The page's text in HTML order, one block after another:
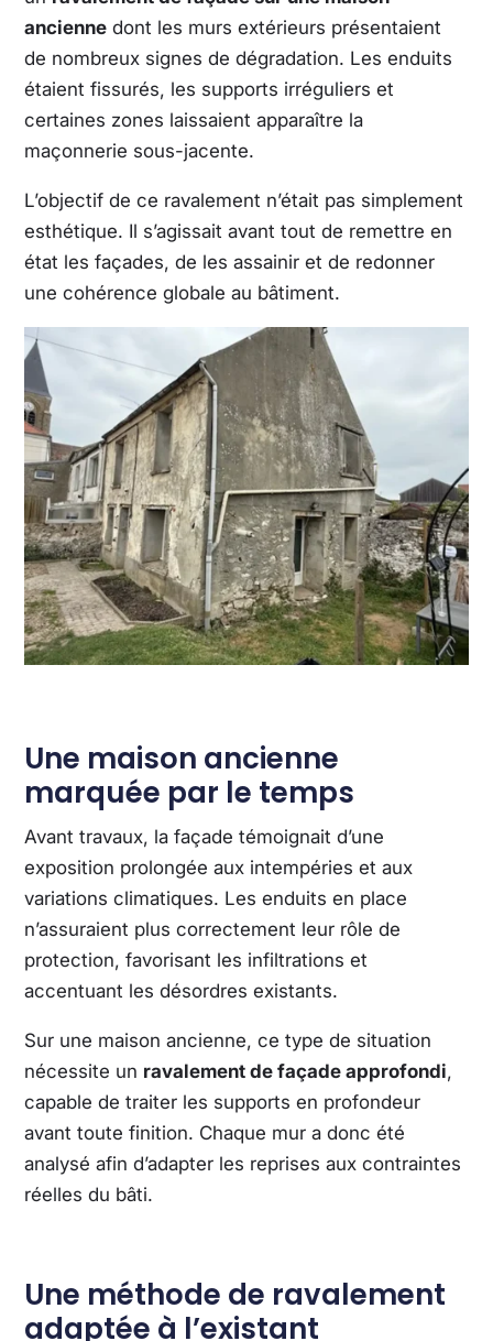
ancienne dont les murs extérieurs présentaient
de nombreux signes de dégradation. Les enduits
étaient fissurés, les supports irréguliers et
certaines zones laissaient apparaître la
maçonnerie sous-jacente.
L’objectif de ce ravalement n’était pas simplement
esthétique. Il s’agissait avant tout de remettre en
état les façades, de les assainir et de redonner
une cohérence globale au bâtiment.
Une maison ancienne
marquée par le temps
Avant travaux, la façade témoignait d’une
exposition prolongée aux intempéries et aux
variations climatiques. Les enduits en place
n’assuraient plus correctement leur rôle de
protection, favorisant les infiltrations et
accentuant les désordres existants.
Sur une maison ancienne, ce type de situation
nécessite un ravalement de façade approfondi,
capable de traiter les supports en profondeur
avant toute finition. Chaque mur a donc été
analysé afin d’adapter les reprises aux contraintes
réelles du bâti.
Une méthode de ravalement
adaptée à l’existant